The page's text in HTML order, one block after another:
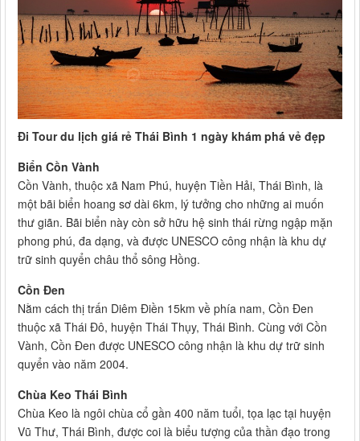
Đi Tour du lịch giá rẻ Thái Bình 1 ngày khám phá vẻ đẹp
Biển Cồn Vành
Cồn Vành, thuộc xã Nam Phú, huyện Tiền Hải, Thái Bình, là
một bãi biển hoang sơ dài 6km, lý tưởng cho những ai muốn
thư giãn. Bãi biển này còn sở hữu hệ sinh thái rừng ngập mặn
phong phú, đa dạng, và được UNESCO công nhận là khu dự
trữ sinh quyển châu thổ sông Hồng.
Cồn Đen
Nằm cách thị trấn Diêm Điền 15km về phía nam, Cồn Đen
thuộc xã Thái Đô, huyện Thái Thụy, Thái Bình. Cùng với Cồn
Vành, Cồn Đen được UNESCO công nhận là khu dự trữ sinh
quyển vào năm 2004.
Chùa Keo Thái Bình
Chùa Keo là ngôi chùa cổ gần 400 năm tuổi, tọa lạc tại huyện
Vũ Thư, Thái Bình, được coi là biểu tượng của thần đạo trong